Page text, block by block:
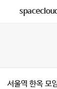
서울역 한옥 모